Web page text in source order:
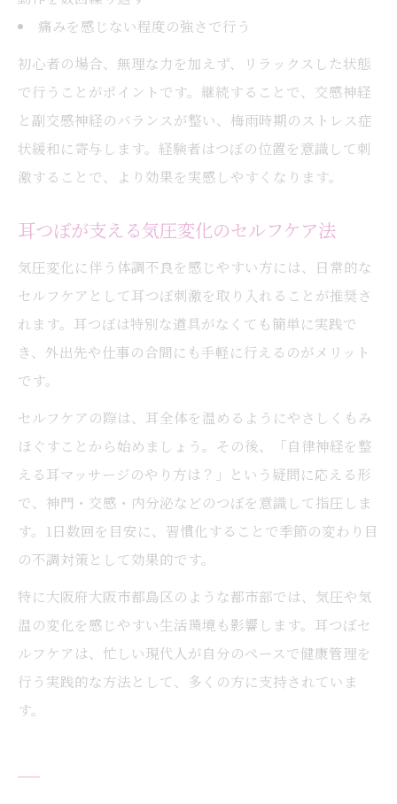
痛みを感じない程度の強さで行う
初心者の場合、無理な力を加えず、リラックスした状態
で行うことがポイントです。継続することで、交感神経
と副交感神経のバランスが整い、梅雨時期のストレス症
状緩和に寄与します。経験者はつぼの位置を意識して刺
激することで、より効果を実感しやすくなります。
耳つぼが支える気圧変化のセルフケア法
気圧変化に伴う体調不良を感じやすい方には、日常的な
セルフケアとして耳つぼ刺激を取り入れることが推奨さ
れます。耳つぼは特別な道具がなくても簡単に実践で
き、外出先や仕事の合間にも手軽に行えるのがメリット
です。
セルフケアの際は、耳全体を温めるようにやさしくもみ
ほぐすことから始めましょう。その後、「自律神経を整
える耳マッサージのやり方は？」という疑問に応える形
で、神門・交感・内分泌などのつぼを意識して指圧しま
す。1日数回を目安に、習慣化することで季節の変わり目
の不調対策として効果的です。
特に大阪府大阪市都島区のような都市部では、気圧や気
温の変化を感じやすい生活環境も影響します。耳つぼセ
ルフケアは、忙しい現代人が自分のペースで健康管理を
行う実践的な方法として、多くの方に支持されていま
す。